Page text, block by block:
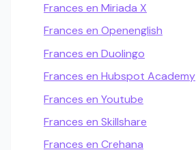
Frances en Miriada X
Frances en Openenglish
Frances en Duolingo
Frances en Hubspot Academy
Frances en Youtube
Frances en Skillshare
Frances en Crehana